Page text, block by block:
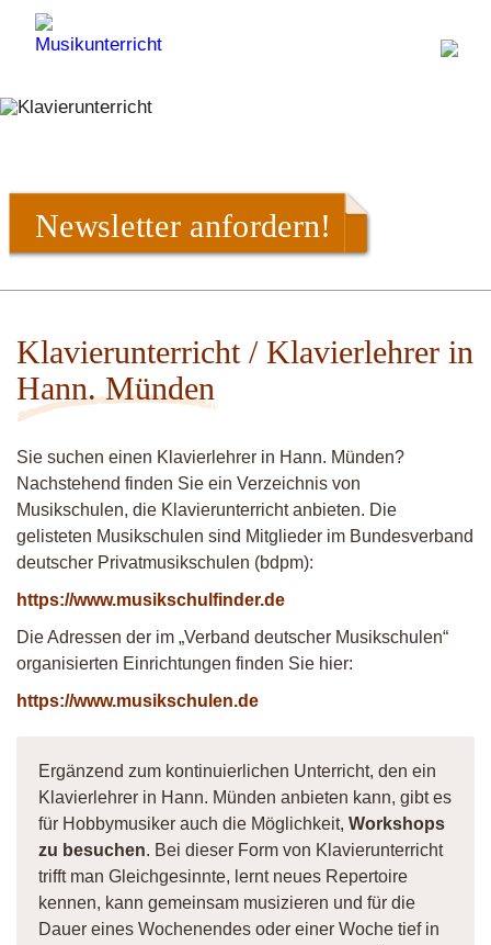
Newsletter anfordern!
Klavierunterricht / Klavierlehrer in
Hann. Münden
Sie suchen einen Klavierlehrer in Hann. Münden?
Nachstehend finden Sie ein Verzeichnis von
Musikschulen, die Klavierunterricht anbieten. Die
gelisteten Musikschulen sind Mitglieder im Bundesverband
deutscher Privatmusikschulen (bdpm):
https://www.musikschulfinder.de
Die Adressen der im „Verband deutscher Musikschulen“
organisierten Einrichtungen finden Sie hier:
https://www.musikschulen.de
Ergänzend zum kontinuierlichen Unterricht, den ein
Klavierlehrer in Hann. Münden anbieten kann, gibt es
für Hobbymusiker auch die Möglichkeit, Workshops
zu besuchen. Bei dieser Form von Klavierunterricht
trifft man Gleichgesinnte, lernt neues Repertoire
kennen, kann gemeinsam musizieren und für die
Dauer eines Wochenendes oder einer Woche tief in